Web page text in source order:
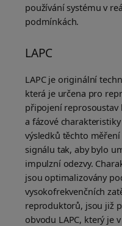
používání systému v
podmínkách.
LAPC
LAPC je originální
která je určena pro
připojení reprosoustav
a fázové
výsledků těchto
signálu tak, aby bylo
impulzní odezvy.
jsou optimalizovány
vysokofrekvenčních
reproduktorů, jsou již
obvodu LAPC, který je